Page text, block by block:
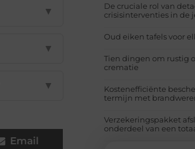
▼
▼
▼
Email
De cruciale rol van
crisisinterventies in de
Oud eiken tafels voor
Tien dingen om rustig
crematie
Kostenefficiënte
termijn met
Verzekeringspakket
onderdeel van een